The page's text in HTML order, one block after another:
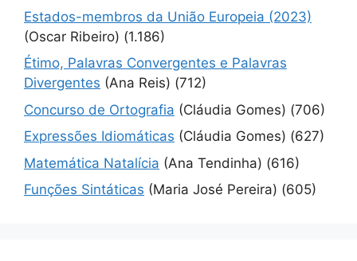
Estados-membros da União Europeia (2023)
(Oscar Ribeiro) (1.186)
Étimo, Palavras Convergentes e Palavras
Divergentes (Ana Reis) (712)
Concurso de Ortografia (Cláudia Gomes) (706)
Expressões Idiomáticas (Cláudia Gomes) (627)
Matemática Natalícia (Ana Tendinha) (616)
Funções Sintáticas (Maria José Pereira) (605)